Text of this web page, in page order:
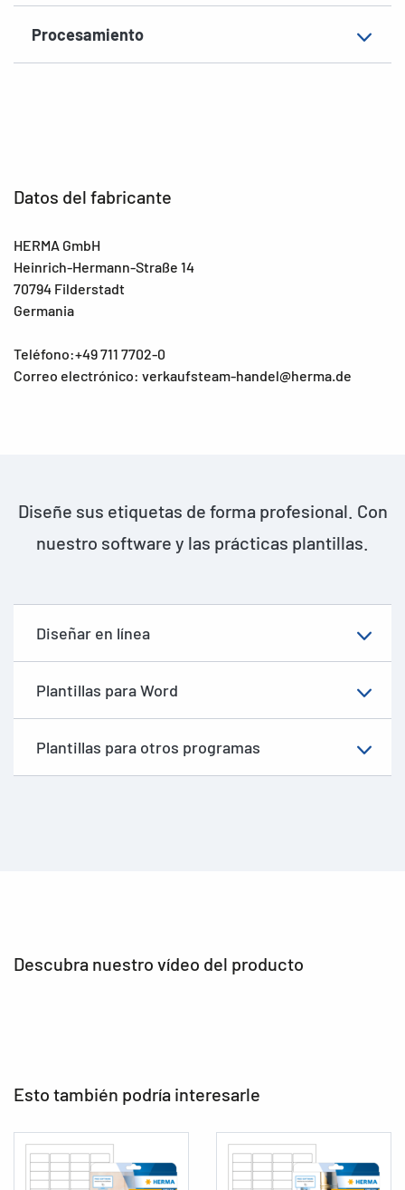
Procesamiento
EAN 4008705095310
Datos del fabricante
HERMA GmbH
Heinrich-Hermann-Straße 14
70794 Filderstadt
Germania
Teléfono:+49 711 7702-0
Correo electrónico: verkaufsteam-handel@herma.de
Diseñe sus etiquetas de forma profesional. Con
nuestro software y las prácticas plantillas.
Diseñar en línea
Plantillas para Word
Plantillas para otros programas
Descubra nuestro vídeo del producto
Esto también podría interesarle